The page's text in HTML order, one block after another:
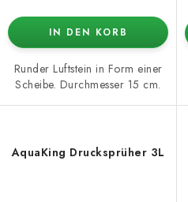
IN DEN KORB
Runder Luftstein in Form einer
Scheibe. Durchmesser 15 cm.
AquaKing Drucksprüher 3L